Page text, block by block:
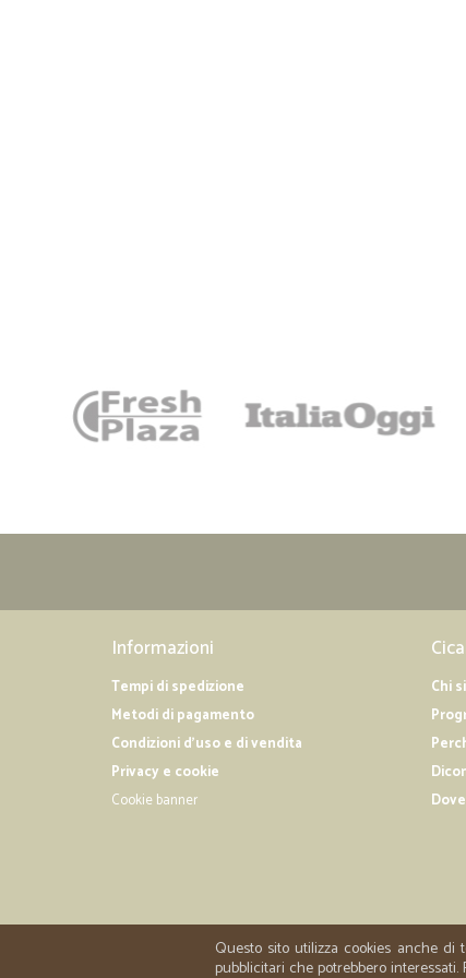
Informazioni
Tempi di spedizione
Metodi di pagamento
Condizioni d'uso e di vendita
Privacy e cookie
Cookie banner
Chi
Questo sito utilizza cookies anche di
pubblicitari che potrebbero